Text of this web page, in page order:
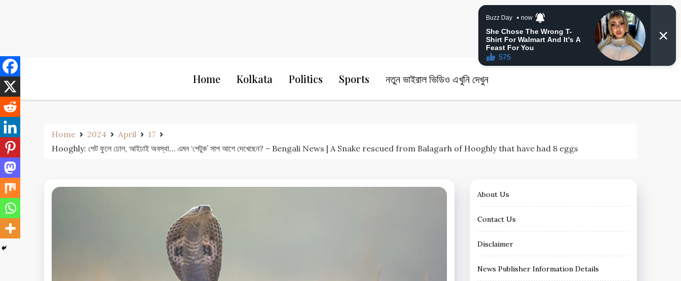
24 Ghanta Bangla News
Home Kolkata Politics Sports নতুন ভাইরাল ভিডিও এখুনি দেখুন
Home 2024 April
17
Hooghly: পেট ফুলে ঢোল, আইঢাই অবস্থা… এমন ‘পেটুক’ সাপ আগে দেখেছেন? – Bengali News | A Snake rescued from Balagarh of Hooghly that have had 8 eggs
About Us
Contact Us
Disclaimer
News Publisher Information Details